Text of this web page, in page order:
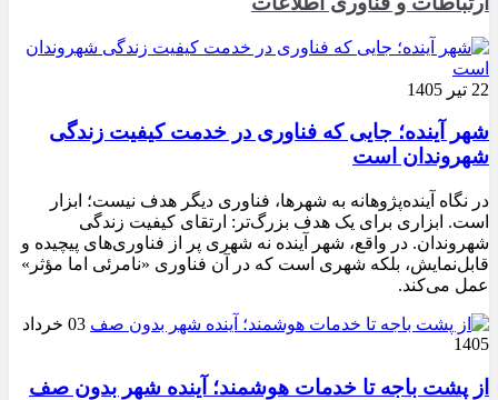
22 تیر 1405
شهر آینده؛ جایی که فناوری در خدمت کیفیت زندگی
شهروندان است
در نگاه آینده‌پژوهانه به شهرها، فناوری دیگر هدف نیست؛ ابزار
است. ابزاری برای یک هدف بزرگ‌تر: ارتقای کیفیت زندگی
شهروندان. در واقع، شهر آینده نه شهری پر از فناوری‌های پیچیده و
قابل‌نمایش، بلکه شهری است که در آن فناوری «نامرئی اما مؤثر»
عمل می‌کند.
03 خرداد
1405
از پشت باجه تا خدمات هوشمند؛ آینده شهر بدون صف